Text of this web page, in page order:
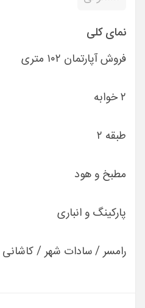
نمای کلی
فروش آپارتمان ١٠٢ متری
٢ خوابه
طبقه ٢
مطبخ و هود
پارکینگ و انباری
رامسر / سادات شهر / کاشانی